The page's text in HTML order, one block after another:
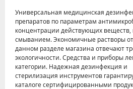
Универсальная медицинская
препаратов по параметрам
концентрации действующих
смыванием. Экономичные растворы
данном разделе магазина отвечают
экологичности. Средства и приборы
категории. Надежная дезинфекция и
стерилизация инструментов
каталоге сертифицированными